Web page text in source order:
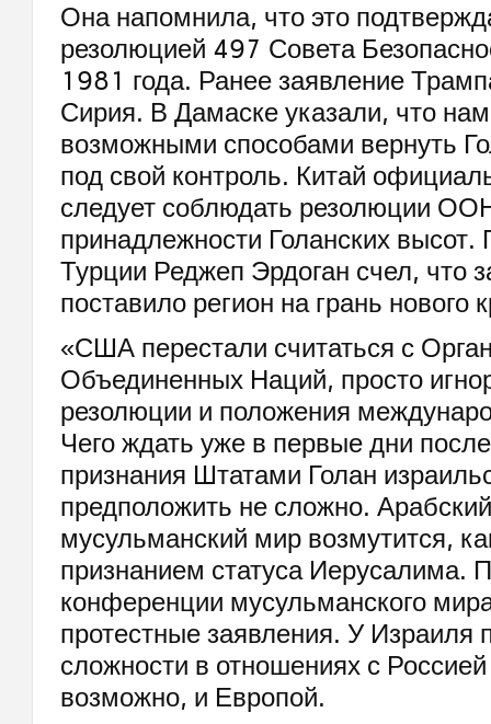
Она напомнила, что это
резолюцией 497 Совета
1981 года. Ранее заявление
Сирия. В Дамаске указали, что
возможными способами вернуть
под свой контроль. Китай
следует соблюдать резолюции
принадлежности Голанских высот.
Турции Реджеп Эрдоган счел, что
поставило регион на грань нового
«США перестали считаться с
Объединенных Наций, просто
резолюции и положения
Чего ждать уже в первые дни
признания Штатами Голан
предположить не сложно.
мусульманский мир возмутится,
признанием статуса Иерусалима.
конференции мусульманского
протестные заявления. У Израиля
сложности в отношениях с
возможно, и Европой.